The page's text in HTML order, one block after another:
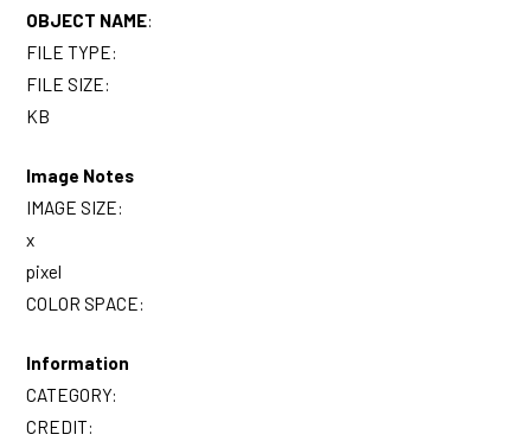
OBJECT NAME:
FILE TYPE:
FILE SIZE:
KB
Image Notes
IMAGE SIZE:
x
pixel
COLOR SPACE:
Information
CATEGORY:
CREDIT: